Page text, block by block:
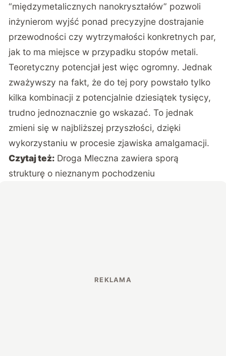
“międzymetalicznych nanokryształów” pozwoli
inżynierom wyjść ponad precyzyjne dostrajanie
przewodności czy wytrzymałości konkretnych par,
jak to ma miejsce w przypadku stopów metali.
Teoretyczny potencjał jest więc ogromny. Jednak
zważywszy na fakt, że do tej pory powstało tylko
kilka kombinacji z potencjalnie dziesiątek tysięcy,
trudno jednoznacznie go wskazać. To jednak
zmieni się w najbliższej przyszłości, dzięki
wykorzystaniu w procesie zjawiska amalgamacji.
Czytaj też: Droga Mleczna zawiera sporą
strukturę o nieznanym pochodzeniu